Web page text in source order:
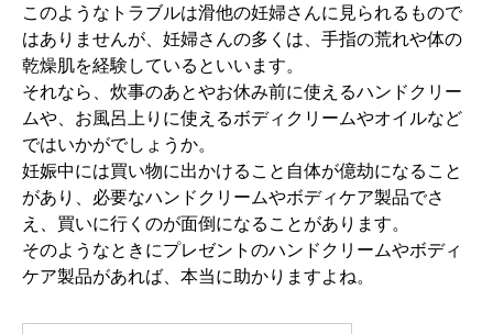
このようなトラブルは滑他の妊婦さんに見られるもので
はありませんが、妊婦さんの多くは、手指の荒れや体の
乾燥肌を経験しているといいます。
それなら、炊事のあとやお休み前に使えるハンドクリー
ムや、お風呂上りに使えるボディクリームやオイルなど
ではいかがでしょうか。
妊娠中には買い物に出かけること自体が億劫になること
があり、必要なハンドクリームやボディケア製品でさ
え、買いに行くのが面倒になることがあります。
そのようなときにプレゼントのハンドクリームやボディ
ケア製品があれば、本当に助かりますよね。